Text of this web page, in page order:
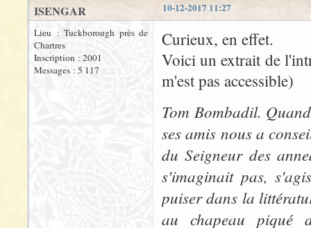
10-12-2017 11:27
ISENGAR
Lieu : Tuckborough près de
Chartres
Inscription : 2001
Messages : 5 117
Curieux, en effet.
Voici un extrait de
m'est pas accessible)
Tom Bombadil.
ses amis nous a
du Seigneur des
s'imaginait pas,
puiser dans la
au chapeau piqué